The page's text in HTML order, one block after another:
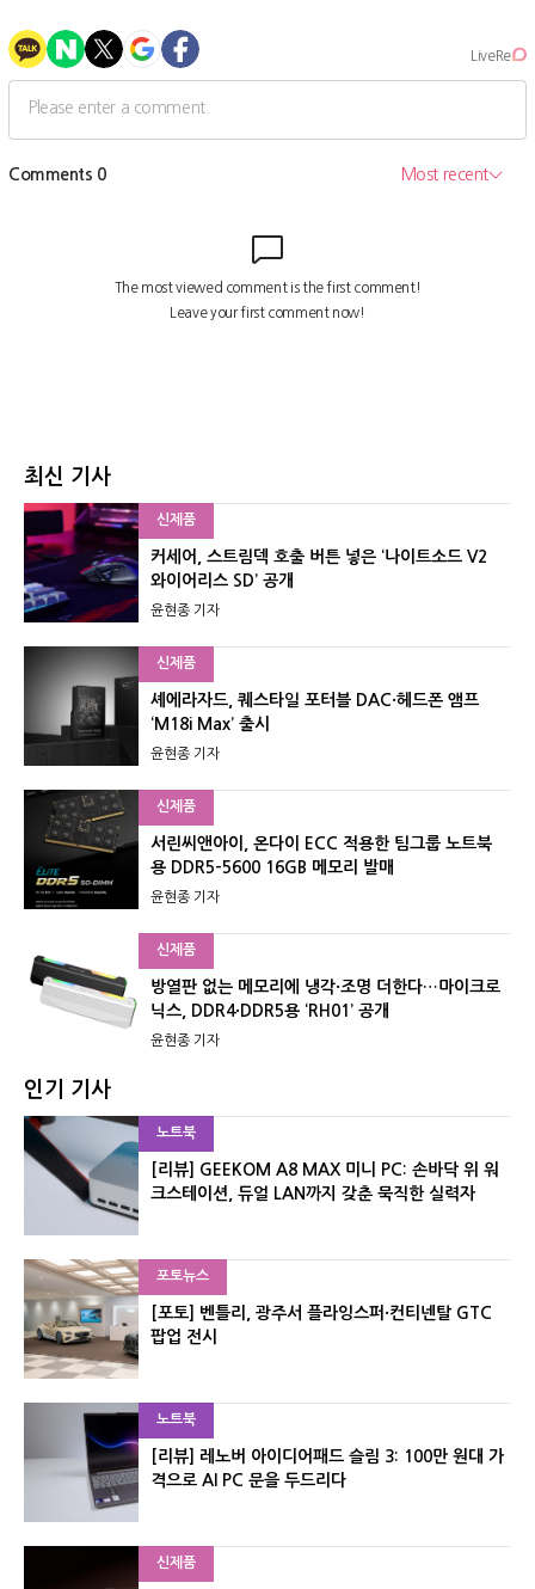
최신 기사
신제품
커세어, 스트림덱 호출 버튼 넣은 ‘나이트소드 V2
와이어리스 SD’ 공개
윤현종 기자
신제품
셰에라자드, 퀘스타일 포터블 DAC·헤드폰 앰프
‘M18i Max’ 출시
윤현종 기자
신제품
서린씨앤아이, 온다이 ECC 적용한 팀그룹 노트북
용 DDR5-5600 16GB 메모리 발매
윤현종 기자
신제품
방열판 없는 메모리에 냉각·조명 더한다…마이크로
닉스, DDR4·DDR5용 ‘RH01’ 공개
윤현종 기자
인기 기사
노트북
[리뷰] GEEKOM A8 MAX 미니 PC: 손바닥 위 워
크스테이션, 듀얼 LAN까지 갖춘 묵직한 실력자
포토뉴스
[포토] 벤틀리, 광주서 플라잉스퍼·컨티넨탈 GTC
팝업 전시
노트북
[리뷰] 레노버 아이디어패드 슬림 3: 100만 원대 가
격으로 AI PC 문을 두드리다
신제품